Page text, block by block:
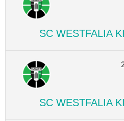
SC WESTFALIA
SC WESTFALIA